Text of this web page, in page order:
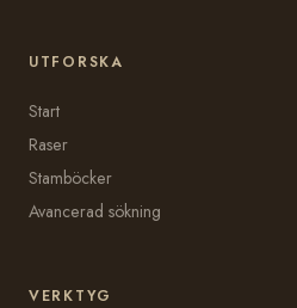
UTFORSKA
Start
Raser
Stamböcker
Avancerad sökning
VERKTYG